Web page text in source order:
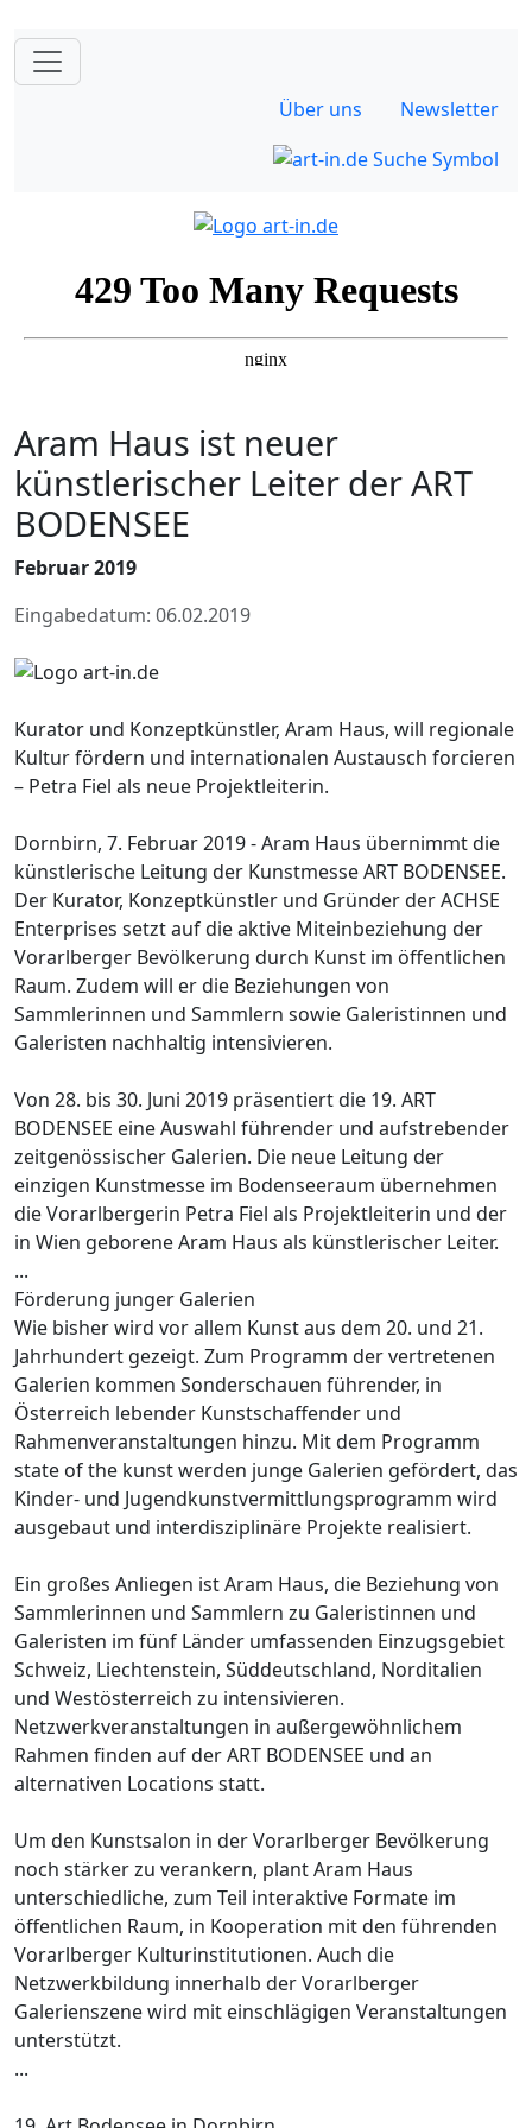
Über uns Newsletter
Aram Haus ist neuer
künstlerischer Leiter der ART
BODENSEE
Februar 2019
Eingabedatum: 06.02.2019
Kurator und Konzeptkünstler, Aram Haus, will regionale
Kultur fördern und internationalen Austausch forcieren
– Petra Fiel als neue Projektleiterin.
Dornbirn, 7. Februar 2019 - Aram Haus übernimmt die
künstlerische Leitung der Kunstmesse ART BODENSEE.
Der Kurator, Konzeptkünstler und Gründer der ACHSE
Enterprises setzt auf die aktive Miteinbeziehung der
Vorarlberger Bevölkerung durch Kunst im öffentlichen
Raum. Zudem will er die Beziehungen von
Sammlerinnen und Sammlern sowie Galeristinnen und
Galeristen nachhaltig intensivieren.
Von 28. bis 30. Juni 2019 präsentiert die 19. ART
BODENSEE eine Auswahl führender und aufstrebender
zeitgenössischer Galerien. Die neue Leitung der
einzigen Kunstmesse im Bodenseeraum übernehmen
die Vorarlbergerin Petra Fiel als Projektleiterin und der
in Wien geborene Aram Haus als künstlerischer Leiter.
...
Förderung junger Galerien
Wie bisher wird vor allem Kunst aus dem 20. und 21.
Jahrhundert gezeigt. Zum Programm der vertretenen
Galerien kommen Sonderschauen führender, in
Österreich lebender Kunstschaffender und
Rahmenveranstaltungen hinzu. Mit dem Programm
state of the kunst werden junge Galerien gefördert, das
Kinder- und Jugendkunstvermittlungsprogramm wird
ausgebaut und interdisziplinäre Projekte realisiert.
Ein großes Anliegen ist Aram Haus, die Beziehung von
Sammlerinnen und Sammlern zu Galeristinnen und
Galeristen im fünf Länder umfassenden Einzugsgebiet
Schweiz, Liechtenstein, Süddeutschland, Norditalien
und Westösterreich zu intensivieren.
Netzwerkveranstaltungen in außergewöhnlichem
Rahmen finden auf der ART BODENSEE und an
alternativen Locations statt.
Um den Kunstsalon in der Vorarlberger Bevölkerung
noch stärker zu verankern, plant Aram Haus
unterschiedliche, zum Teil interaktive Formate im
öffentlichen Raum, in Kooperation mit den führenden
Vorarlberger Kulturinstitutionen. Auch die
Netzwerkbildung innerhalb der Vorarlberger
Galerienszene wird mit einschlägigen Veranstaltungen
unterstützt.
...